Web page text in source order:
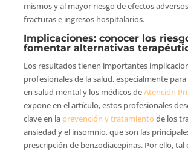
mismos y al mayor riesgo de efectos
fracturas e ingresos hospitalarios.
Implicaciones: conocer los
fomentar alternativas
Los resultados tienen importantes
profesionales de la salud, especialmente
en salud mental y los médicos deAtención
expone en el artículo, estos profesionales
clave en la prevención y tratamiento de los
ansiedad y el insomnio, que son las
prescripción de benzodiacepinas. Por ello, tal